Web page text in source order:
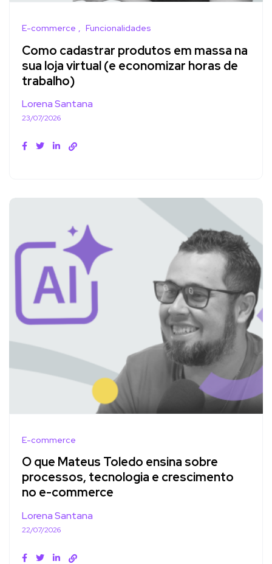
E-commerce Funcionalidades
Como cadastrar produtos em massa na
sua loja virtual (e economizar horas de
trabalho)
Lorena Santana
23/07/2026
E-commerce
O que Mateus Toledo ensina sobre
processos, tecnologia e crescimento
no e-commerce
Lorena Santana
22/07/2026